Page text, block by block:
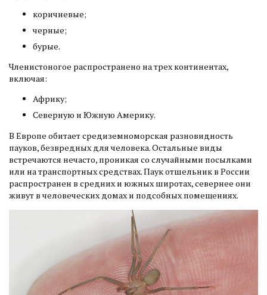
коричневые;
черные;
бурые.
Членистоногое распространено на трех континентах,
включая:
Африку;
Северную и Южную Америку.
В Европе обитает средиземноморская разновидность
пауков, безвредных для человека. Остальные виды
встречаются нечасто, проникая со случайными посылками
или на транспортных средствах. Паук отшельник в России
распространен в средних и южных широтах, севернее они
живут в человеческих домах и подсобных помещениях.